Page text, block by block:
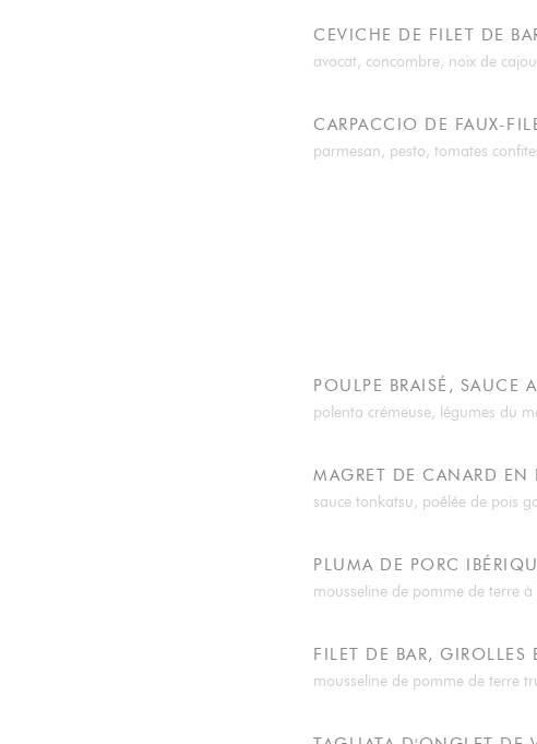
CEVICHE DE FILET DE
avocat, concombre, noix de
CARPACCIO DE FAUX-
parmesan, pesto, tomates
POULPE BRAISÉ, SAUCE
polenta crémeuse, légumes du
MAGRET DE CANARD EN
sauce tonkatsu, poêlée de pois
PLUMA DE PORC
mousseline de pomme de terre
FILET DE BAR, GIROLLES
mousseline de pomme de terre